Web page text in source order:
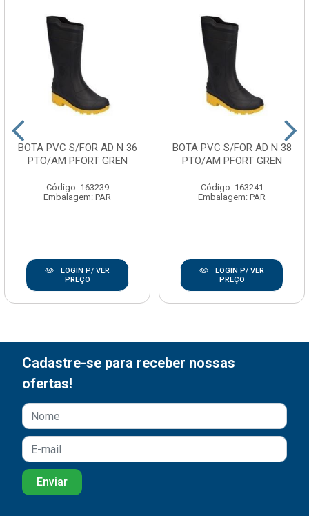
BOTA PVC S/FOR AD N 36
PTO/AM PFORT GREN
Código: 163239
Embalagem: PAR
LOGIN P/ VER
PREÇO
BOTA PVC S/FOR AD N 38
PTO/AM PFORT GREN
Código: 163241
Embalagem: PAR
LOGIN P/ VER
PREÇO
Cadastre-se para receber nossas
ofertas!